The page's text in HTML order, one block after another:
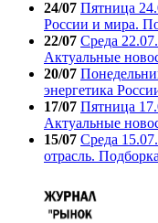
24/07 Пятница
России и мира.
22/07 Среда
Актуальные
20/07
энергетика
17/07 Пятница
Актуальные
15/07 Среда
отрасль.